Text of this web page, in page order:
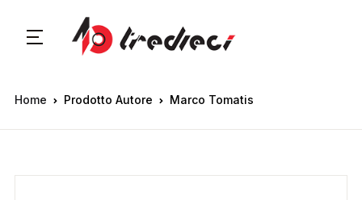
Home Prodotto Autore Marco Tomatis